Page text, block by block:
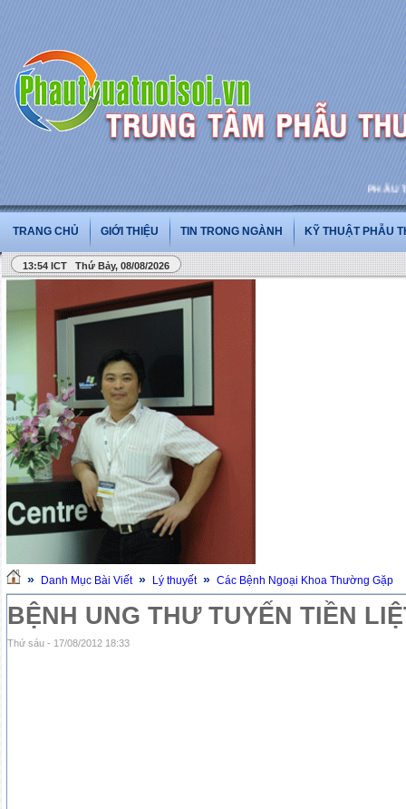
PHẪU
TRANG CHỦ GIỚI THIỆU TIN TRONG NGÀNH KỸ THUẬT PHẪU
13:54 ICT Thứ Bảy, 08/08/2026
» Danh Mục Bài Viết » Lý thuyết » Các Bệnh Ngoại Khoa Thường Gặp
BỆNH UNG THƯ TUYẾN TIỀN
Thứ sáu - 17/08/2012 18:33